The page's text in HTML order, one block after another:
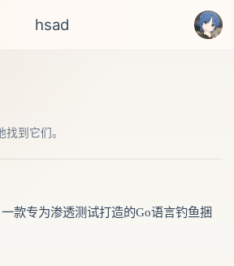
hsad
到它们。
一款专为渗透测试打造的Go语言钓鱼捆